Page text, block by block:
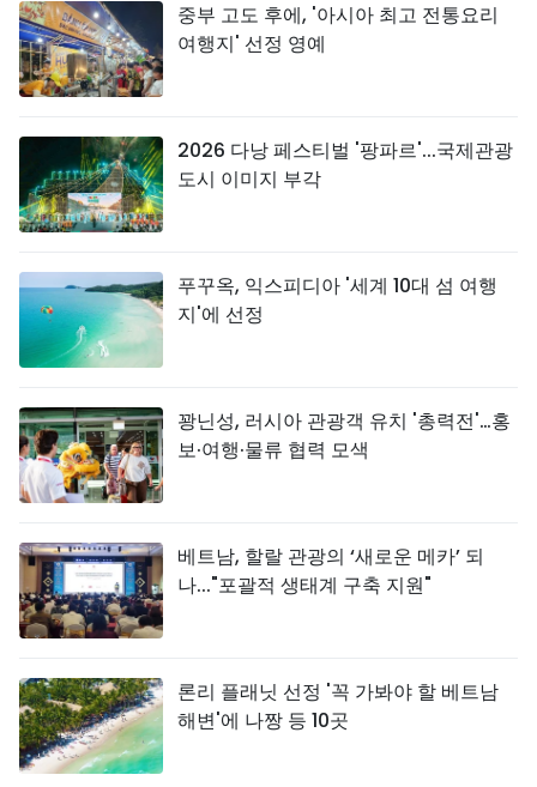
중부 고도 후에, '아시아 최고 전통요리
여행지' 선정 영예
2026 다낭 페스티벌 '팡파르'...국제관광
도시 이미지 부각
푸꾸옥, 익스피디아 '세계 10대 섬 여행
지'에 선정
꽝닌성, 러시아 관광객 유치 '총력전'…홍
보·여행·물류 협력 모색
베트남, 할랄 관광의 ‘새로운 메카’ 되
나..."포괄적 생태계 구축 지원"
론리 플래닛 선정 '꼭 가봐야 할 베트남
해변'에 나짱 등 10곳